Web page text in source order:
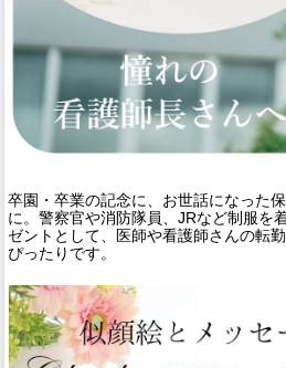
卒園・卒業の記念に、お世話になった
に。警察官や消防隊員、JRなど制服を
ゼントとして、医師や看護師さんの転
ぴったりです。